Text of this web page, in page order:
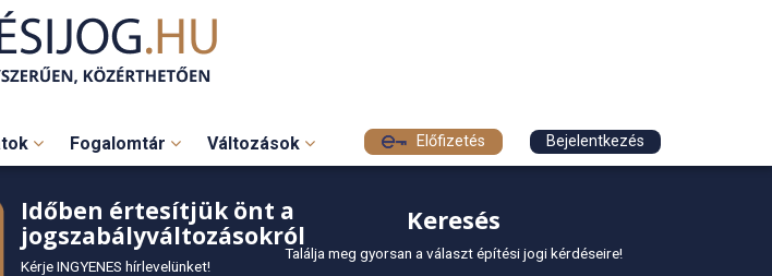
Fogalomtár Változások Előfizetés Bejelentkezés
Időben értesítjük önt a
jogszabályváltozásokról
Kérje INGYENES hírlevelünket!
Keresés
Találja meg gyorsan a választ építési jogi kérdéseire!